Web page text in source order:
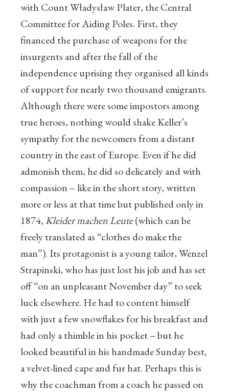
with Count Władysław Plater, the Central
Committee for Aiding Poles. First, they
financed the purchase of weapons for the
insurgents and after the fall of the
independence uprising they organised all kinds
of support for nearly two thousand emigrants.
Although there were some impostors among
true heroes, nothing would shake Keller’s
sympathy for the newcomers from a distant
country in the east of Europe. Even if he did
admonish them, he did so delicately and with
compassion – like in the short story, written
more or less at that time but published only in
1874, Kleider machen Leute(which can be
freely translated as “clothes do make the
man”). Its protagonist is a young tailor, Wenzel
Strapinski, who has just lost his job and has set
off “on an unpleasant November day” to seek
luck elsewhere. He had to content himself
with just a few snowflakes for his breakfast and
had only a thimble in his pocket – but he
looked beautiful in his handmade Sunday best,
a velvet-lined cape and fur hat. Perhaps this is
why the coachman from a coach he passed on